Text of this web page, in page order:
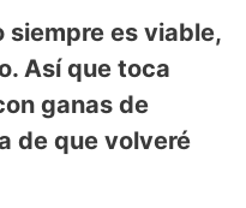
siempre es viable,
Así que toca
ganas de
de que volveré